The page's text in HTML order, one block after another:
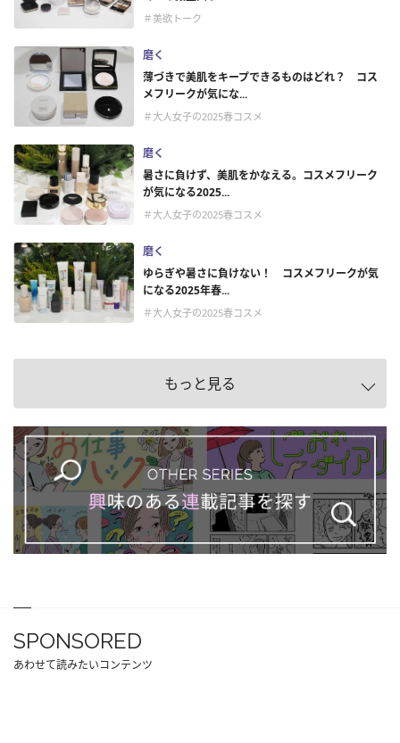
＃美欲トーク
磨く
薄づきで美肌をキープできるものはどれ？ コス
メフリークが気にな...
＃大人女子の2025春コスメ
磨く
暑さに負けず、美肌をかなえる。コスメフリーク
が気になる2025...
＃大人女子の2025春コスメ
磨く
ゆらぎや暑さに負けない！ コスメフリークが気
になる2025年春...
＃大人女子の2025春コスメ
もっと見る
SPONSORED
あわせて読みたいコンテンツ